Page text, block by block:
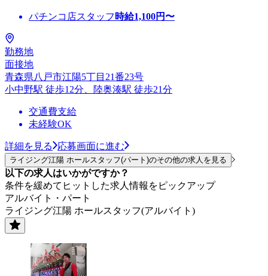
パチンコ店スタッフ 時給1,100円〜
勤務地
面接地
青森県八戸市江陽5丁目21番23号
小中野駅 徒歩12分、陸奥湊駅 徒歩21分
交通費支給
未経験OK
詳細を見る 応募画面に進む
ライジング江陽 ホールスタッフ(パート)のその他の求人を見る
以下の求人はいかがですか？
条件を緩めてヒットした求人情報をピックアップ
アルバイト・パート
ライジング江陽 ホールスタッフ(アルバイト)